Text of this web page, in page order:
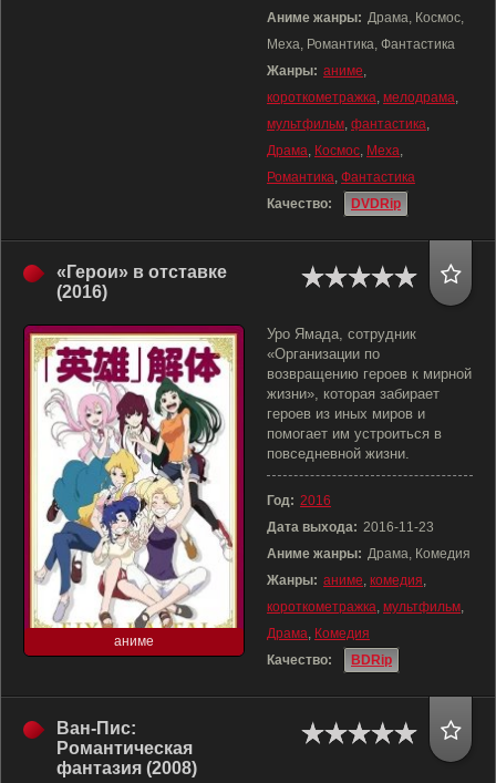
Аниме жанры: Драма, Космос,
Меха, Романтика, Фантастика
Жанры: аниме,
короткометражка, мелодрама,
мультфильм, фантастика,
Драма, Космос, Меха,
Романтика, Фантастика
Качество:
DVDRip
«Герои» в отставке
(2016)
аниме
Уро Ямада, сотрудник
«Организации по
возвращению героев к мирной
жизни», которая забирает
героев из иных миров и
помогает им устроиться в
повседневной жизни.
Год: 2016
Дата выхода: 2016-11-23
Аниме жанры: Драма, Комедия
Жанры: аниме, комедия,
короткометражка, мультфильм,
Драма, Комедия
Качество:
BDRip
Ван-Пис:
Романтическая
фантазия (2008)